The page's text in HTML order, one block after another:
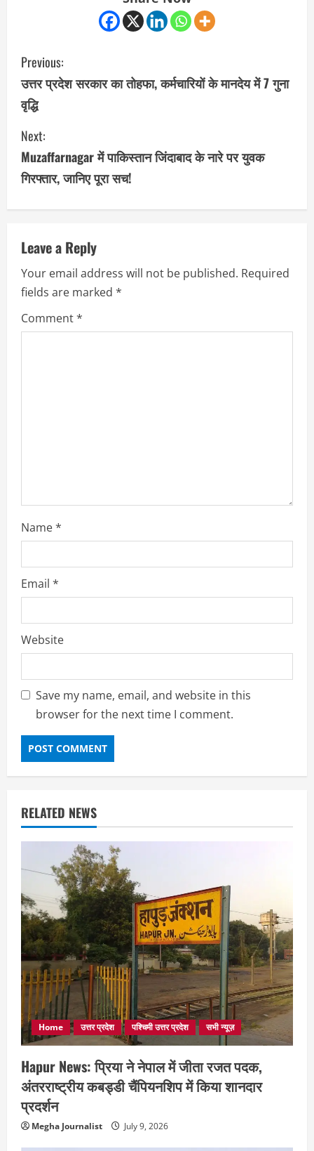
C
o
n
t
i
n
e
R
e
Previous:
उत्तर प्रदेश सरकार का तोहफा, कर्मचारियों के मानदेय में 7 गुना
वृद्धि
Next:
Muzaffarnagar में पाकिस्तान जिंदाबाद के नारे पर युवक
गिरफ्तार, जानिए पूरा सच!
Leave a Reply
Your email address will not be published. Required
fields are marked *
Comment*
Name*
Email *
Website
Save my name, email, and website in this
browser for the next time I comment.
RELATED NEWS
Home उत्तर प्रदेश पश्चिमी उत्तर प्रदेश सभी न्यूज़
Hapur News: प्रिया ने नेपाल में जीता रजत पदक,
अंतरराष्ट्रीय कबड्डी चैंपियनशिप में किया शानदार
प्रदर्शन
Megha Journalist July 9, 2026